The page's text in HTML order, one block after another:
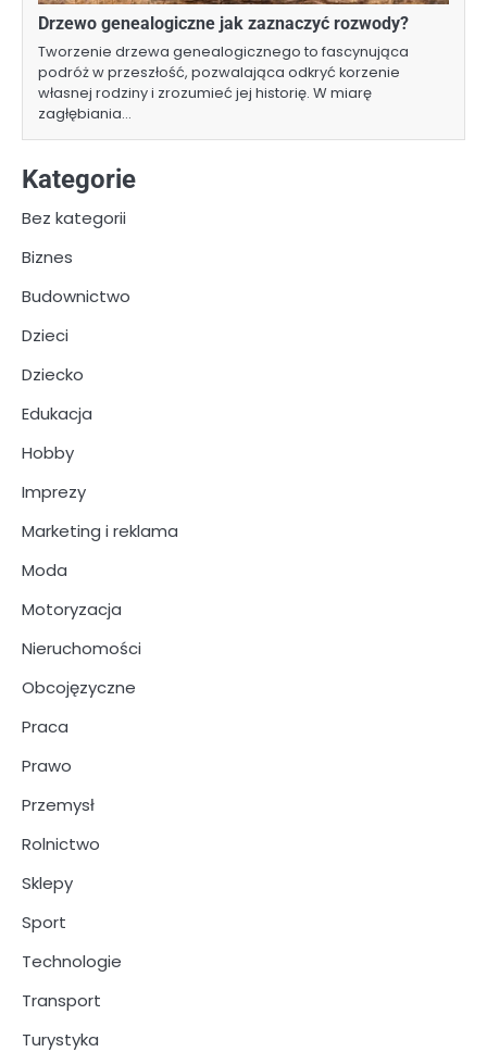
Drzewo genealogiczne jak zaznaczyć rozwody?
Tworzenie drzewa genealogicznego to fascynująca
podróż w przeszłość, pozwalająca odkryć korzenie
własnej rodziny i zrozumieć jej historię. W miarę
zagłębiania…
Kategorie
Bez kategorii
Biznes
Budownictwo
Dzieci
Dziecko
Edukacja
Hobby
Imprezy
Marketing i reklama
Moda
Motoryzacja
Nieruchomości
Obcojęzyczne
Praca
Prawo
Przemysł
Rolnictwo
Sklepy
Sport
Technologie
Transport
Turystyka